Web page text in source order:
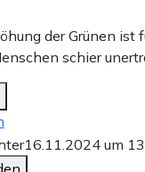
der Grünen ist
schier
16.11.2024 um